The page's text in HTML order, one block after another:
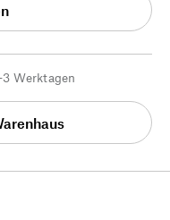
Werktagen